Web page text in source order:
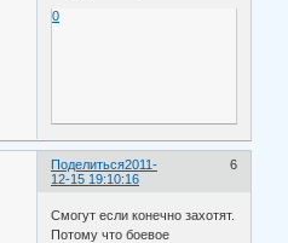
0
Поделиться 6
2011-
12-15 19:10:16
Смогут если конечно захотят.
Потому что боевое